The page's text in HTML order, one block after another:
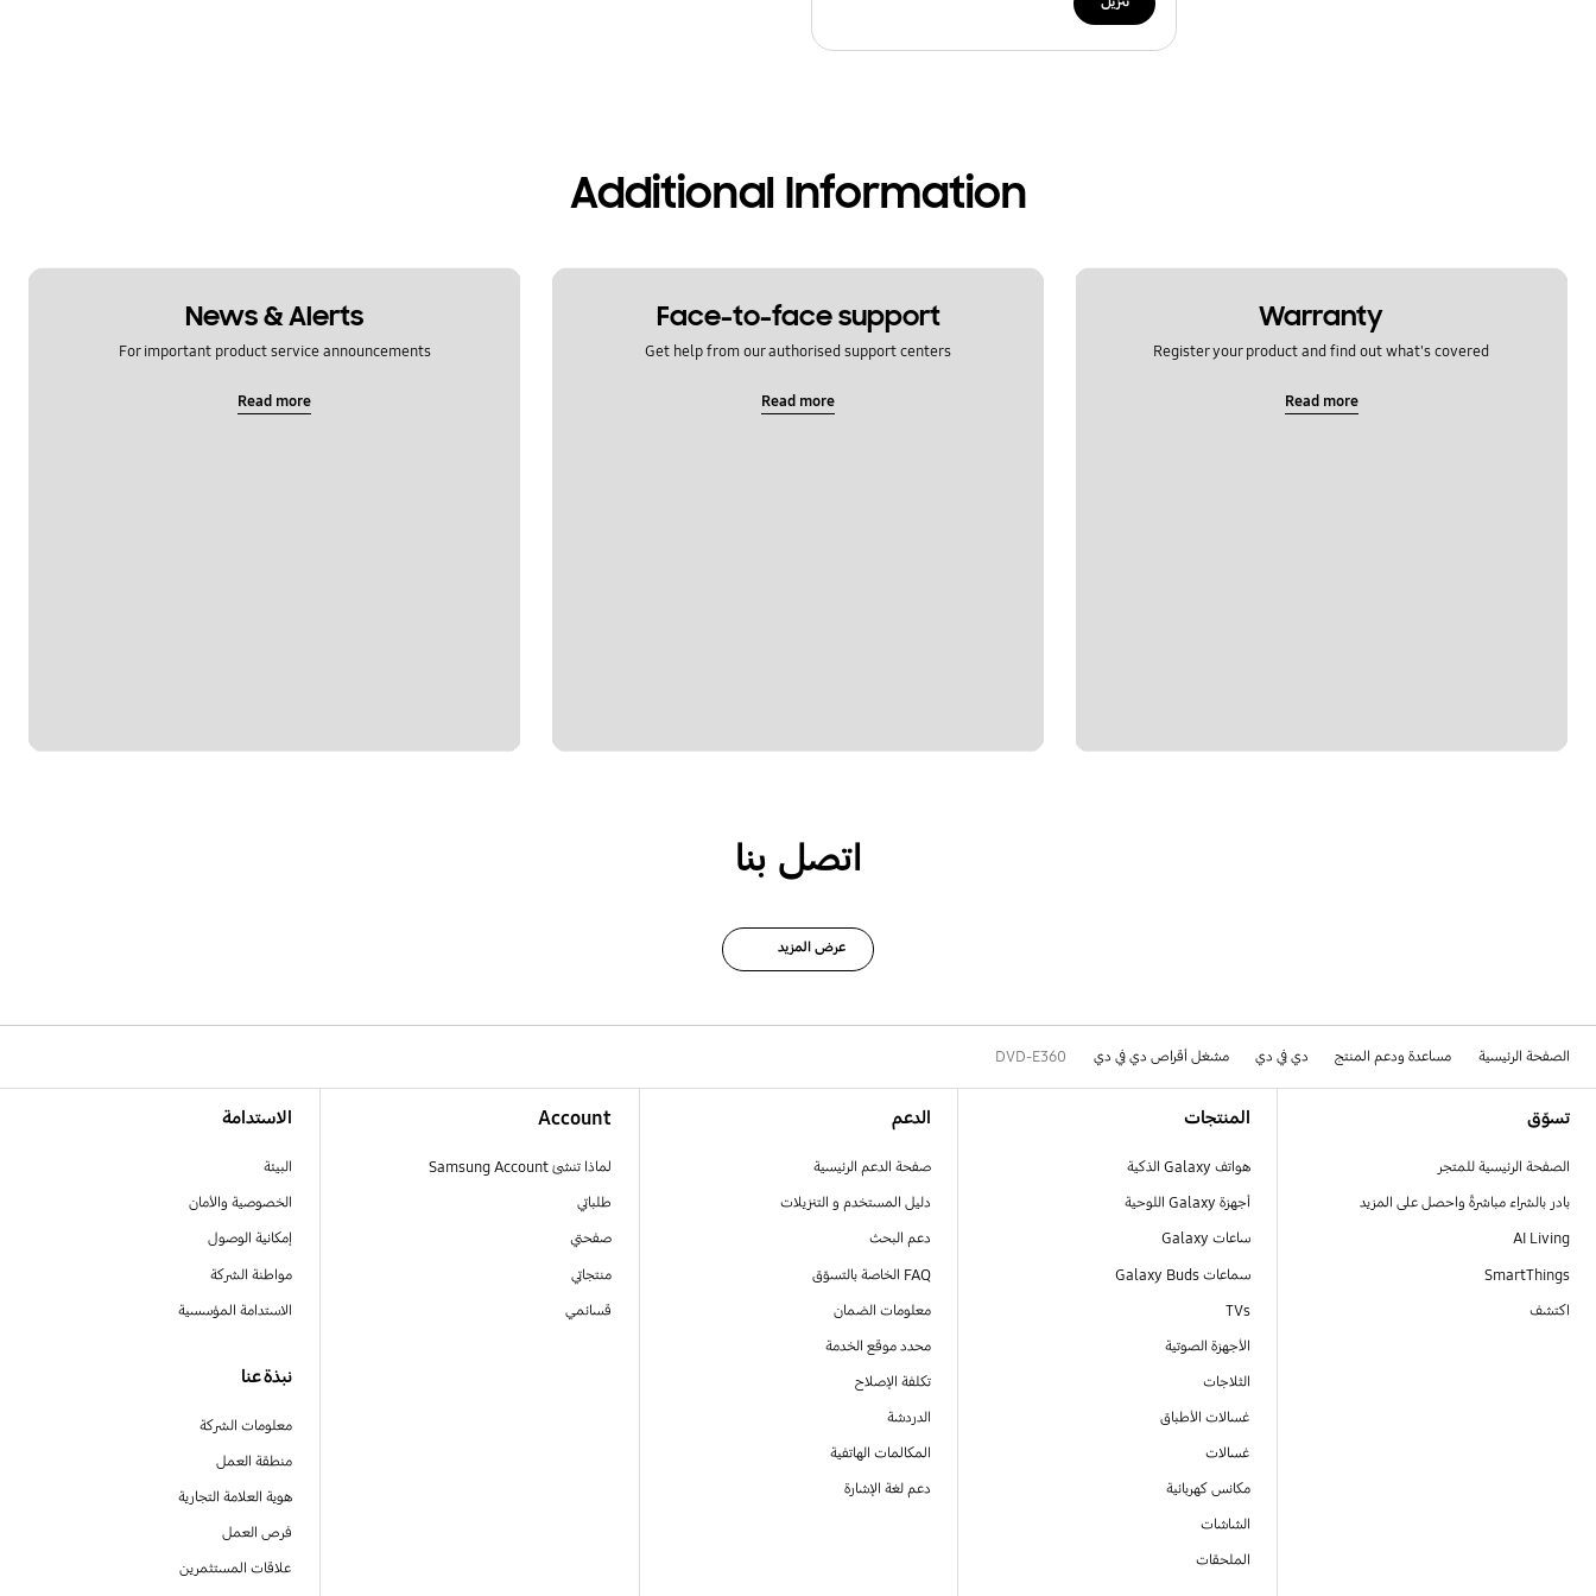
Additional Information
Warranty
Register your product and find out what's covered
Read more
Face-to-face support
Get help from our authorised support centers
Read more
News & Alerts
For important product service announcements
Read more
اتصل بنا
عرض المزيد
الصفحة الرئيسية مساعدة ودعم المنتج دي في دي مشغل أقراص دي في دي DVD-E360
تسوّق
الصفحة الرئيسية للمتجر
بادر بالشراء مباشرةً واحصل على المزيد
AI Living
SmartThings
اكتشف
المنتجات
هواتف Galaxy الذكية
أجهزة Galaxy اللوحية
ساعات Galaxy
سماعات Galaxy Buds
TVs
الأجهزة الصوتية
الثلاجات
غسالات الأطباق
غسالات
مكانس كهربائية
الشاشات
الملحقات
الدعم
صفحة الدعم الرئيسية
دليل المستخدم و التنزيلات
دعم البحث
FAQ الخاصة بالتسوّق
معلومات الضمان
محدد موقع الخدمة
تكلفة الإصلاح
الدردشة
المكالمات الهاتفية
دعم لغة الإشارة
Account
لماذا تنشئ Samsung Account
طلباتي
صفحتي
منتجاتي
قسائمي
الاستدامة
البيئة
الخصوصية والأمان
إمكانية الوصول
مواطنة الشركة
الاستدامة المؤسسية
نبذة عنا
معلومات الشركة
منطقة العمل
هوية العلامة التجارية
فرص العمل
علاقات المستثمرين